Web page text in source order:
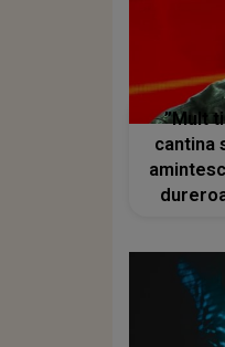
”Mult
cantina